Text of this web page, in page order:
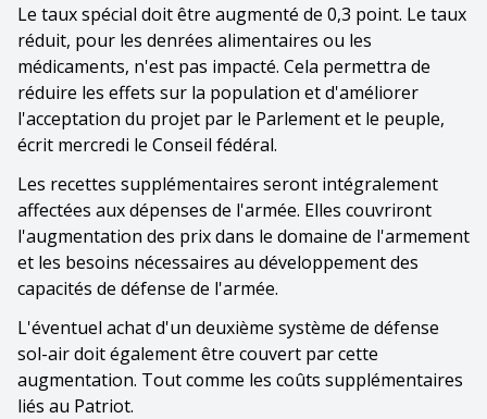
Le taux spécial doit être augmenté de 0,3 point. Le taux
réduit, pour les denrées alimentaires ou les
médicaments, n'est pas impacté. Cela permettra de
réduire les effets sur la population et d'améliorer
l'acceptation du projet par le Parlement et le peuple,
écrit mercredi le Conseil fédéral.
Les recettes supplémentaires seront intégralement
affectées aux dépenses de l'armée. Elles couvriront
l'augmentation des prix dans le domaine de l'armement
et les besoins nécessaires au développement des
capacités de défense de l'armée.
L'éventuel achat d'un deuxième système de défense
sol-air doit également être couvert par cette
augmentation. Tout comme les coûts supplémentaires
liés au Patriot.